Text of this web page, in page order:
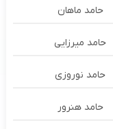
حامد ماهان
حامد میرزایی
حامد نوروزی
حامد هنرور